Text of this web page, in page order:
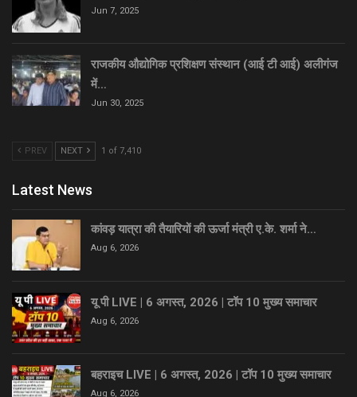
Jun 7, 2025
राजकीय औद्योगिक प्रशिक्षण संस्थान (आई टी आई) अलीगंज
में…
Jun 30, 2025
PREV NEXT 1 of 7,410
Latest News
कांवड़ यात्रा की तैयारियों की ऊर्जा मंत्री ए.के. शर्मा ने…
Aug 6, 2026
यू पी LIVE | 6 अगस्त, 2026 | टॉप 10 मुख्य समाचार
Aug 6, 2026
बहराइच LIVE | 6 अगस्त, 2026 | टॉप 10 मुख्य समाचार
Aug 6, 2026